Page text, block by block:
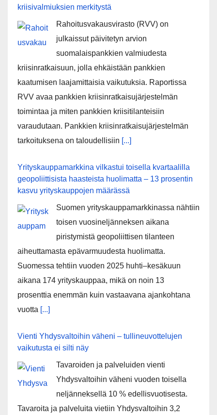
kriisivalmiuksien merkitystä
Rahoitusvakausvirasto (RVV) on
julkaissut päivitetyn arvion
suomalaispankkien valmiudesta
kriisinratkaisuun, jolla ehkäistään pankkien
kaatumisen laajamittaisia vaikutuksia. Raportissa
RVV avaa pankkien kriisinratkaisujärjestelmän
toimintaa ja miten pankkien kriisitilanteisiin
varaudutaan. Pankkien kriisinratkaisujärjestelmän
tarkoituksena on taloudellisiin [...]
Yrityskauppamarkkina vilkastui toisella kvartaalilla
geopoliittisista haasteista huolimatta – 13 prosentin
kasvu yrityskauppojen määrässä
Suomen yrityskauppamarkkinassa nähtiin
toisen vuosineljänneksen aikana
piristymistä geopoliittisen tilanteen
aiheuttamasta epävarmuudesta huolimatta.
Suomessa tehtiin vuoden 2025 huhti–kesäkuun
aikana 174 yrityskauppaa, mikä on noin 13
prosenttia enemmän kuin vastaavana ajankohtana
vuotta [...]
Vienti Yhdysvaltoihin väheni – tullineuvottelujen
vaikutusta ei silti näy
Tavaroiden ja palveluiden vienti
Yhdysvaltoihin väheni vuoden toisella
neljänneksellä 10 % edellisvuotisesta.
Tavaroita ja palveluita vietiin Yhdysvaltoihin 3,2